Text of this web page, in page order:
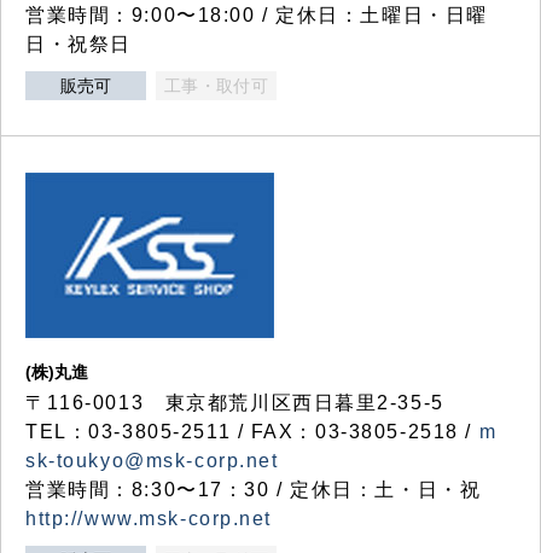
営業時間：9:00〜18:00 / 定休日：土曜日・日曜
日・祝祭日
販売可 工事・取付可
(株)丸進
〒116-0013 東京都荒川区西日暮里2-35-5
TEL：03-3805-2511 / FAX：03-3805-2518 / m
sk-toukyo@msk-corp.net
営業時間：8:30〜17：30 / 定休日：土・日・祝
http://www.msk-corp.net